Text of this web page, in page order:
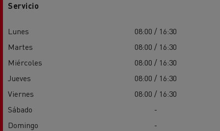
Servicio
Lunes
08:00 / 16:30
Martes
08:00 / 16:30
Miércoles
08:00 / 16:30
Jueves
08:00 / 16:30
Viernes
08:00 / 16:30
Sábado
-
Domingo
-